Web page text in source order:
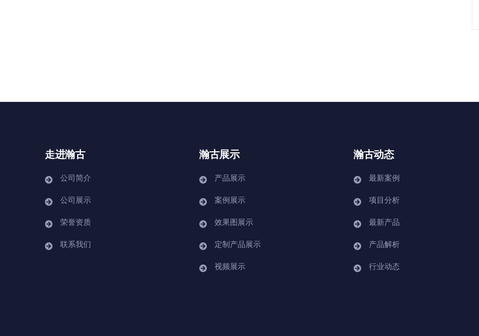
走进瀚古
公司简介
公司展示
荣誉资质
联系我们
瀚古展示
产品展示
案例展示
效果图展示
定制产品展示
视频展示
瀚古动态
最新案例
项目分析
最新产品
产品解析
行业动态